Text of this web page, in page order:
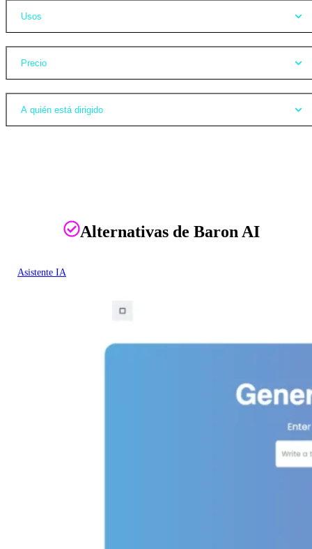
Usos
Precio
A quién está dirigido
Alternativas de Baron AI
Asistente IA